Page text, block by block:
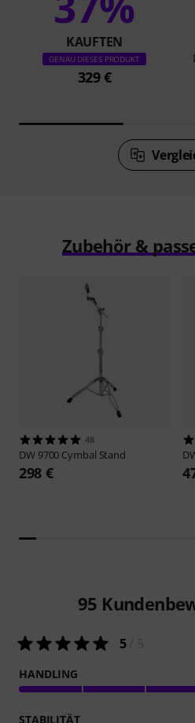
KAUFTEN
GENAU DIESES PRODUKT
329 €
Zubehör &
48
DW 9700 Cymbal Stand
298 €
95
5/ 5
HANDLING
STABILITÄT